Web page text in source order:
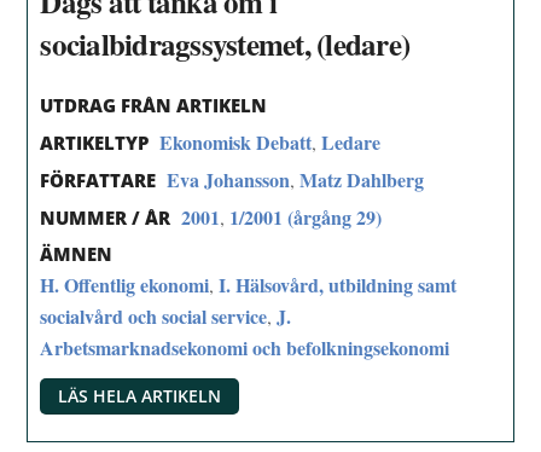
socialbidragssystemet, (ledare)
UTDRAG FRÅN ARTIKELN
ARTIKELTYP Ekonomisk Debatt,Ledare
FÖRFATTARE Eva Johansson,Matz Dahlberg
NUMMER / ÅR 2001, 1/2001 (årgång 29)
ÄMNEN
H. Offentlig ekonomi,I. Hälsovård, utbildning samt
socialvård och social service,J.
Arbetsmarknadsekonomi och befolkningsekonomi
LÄS HELA ARTIKELN